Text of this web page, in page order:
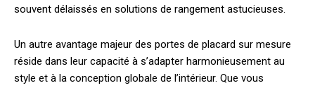
souvent délaissés en solutions de rangement astucieuses.
Un autre avantage majeur des portes de placard sur mesure
réside dans leur capacité à s’adapter harmonieusement au
style et à la conception globale de l’intérieur. Que vous